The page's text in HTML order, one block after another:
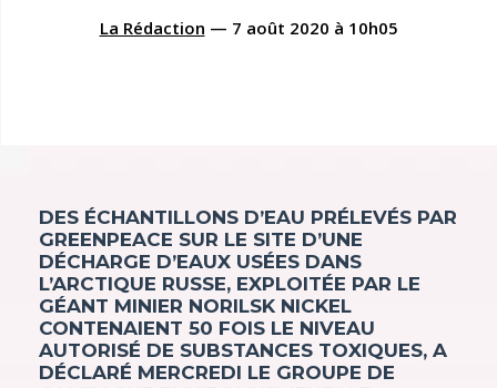
La Rédaction — 7 août 2020 à 10h05
DES ÉCHANTILLONS D’EAU PRÉLEVÉS PAR
GREENPEACE SUR LE SITE D’UNE
DÉCHARGE D’EAUX USÉES DANS
L’ARCTIQUE RUSSE, EXPLOITÉE PAR LE
GÉANT MINIER NORILSK NICKEL
CONTENAIENT 50 FOIS LE NIVEAU
AUTORISÉ DE SUBSTANCES TOXIQUES, A
DÉCLARÉ MERCREDI LE GROUPE DE